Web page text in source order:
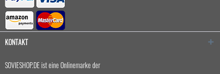
KONTAKT
SOVIESHOP.DE ist eine Onlinemarke der